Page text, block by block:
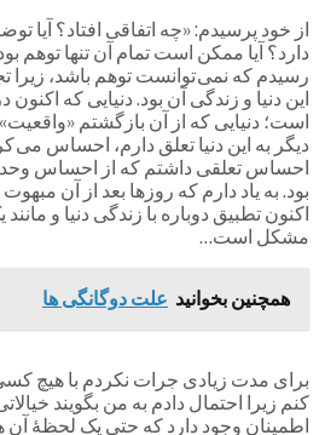
از خود پرسیدم: «چه اتفاقی افتاد؟ آیا
دارد؟ آیا ممکن است تمام آن تنها توهم
رسیدم که نمی توانست توهم باشد، زیرا
این دنیا و زندگی آن بود. دنیایی که
است؛ دنیایی که از آن بازگشتم
دیگر به این دنیا تعلق دارم، احساس می
احساس تعلقی داشتم که از احساس
بود. به یاد دارم که روزها بعد از آن
اکنون تطبیق دوباره با زندگی دنیا و
مشکل است…
همچنین بخوانید علت دوگانگی ها
برای مدت زیادی جرات نکردم با هیچ
کنم زیرا احتمال دادم به من بگویند
اطمینان وجود دارد که حتی یک لحظۀ آن